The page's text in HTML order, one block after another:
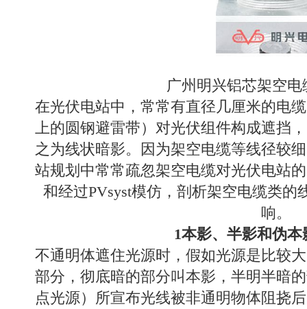
广州明兴铝芯架空电
在光伏电站中，常常有直径几厘米的电
上的圆钢避雷带）对光伏组件构成遮挡
之为线状暗影。因为架空电缆等线径较
站规划中常常疏忽架空电缆对光伏电站
和经过PVsyst模仿，剖析架空电缆类
响。
1本影、半影和伪
不通明体遮住光源时，假如光源是比较
部分，彻底暗的部分叫本影，半明半暗
点光源）所宣布光线被非通明物体阻挠